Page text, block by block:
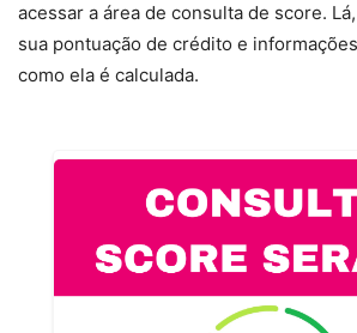
acessar a área de consulta de score.
sua pontuação de crédito e
como ela é calculada.